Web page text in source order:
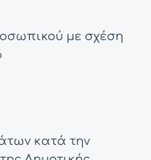
με σχέση
κατά την